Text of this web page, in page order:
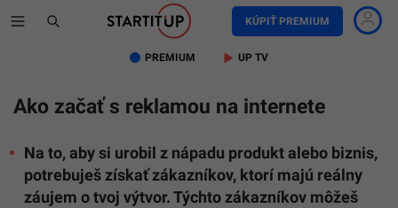
KÚPIŤ PREMIUM
PREMIUM UP TV
Ako začať s reklamou na internete
Na to, aby si urobil z nápadu produkt alebo biznis,
potrebuješ získať zákazníkov, ktorí majú reálny
záujem o tvoj výtvor. Týchto zákazníkov môžeš